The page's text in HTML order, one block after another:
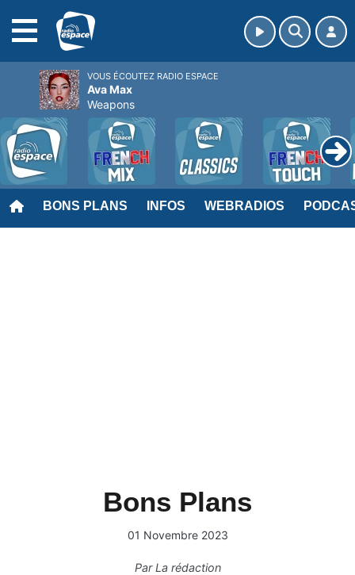
BONS PLANS INFOS WEBRADIOS
Bons Plans
01 Novembre 2023
ParLa rédaction
VOUS ÉCOUTEZ RADIO ESPACE
Ava Max
Weapons